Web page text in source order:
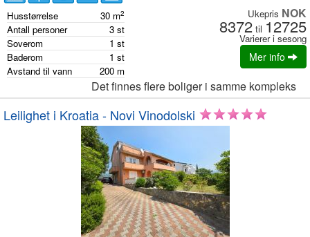
Husstørrelse 30 m2
Antall personer 3 st
Soverom
1 st
Baderom
1 st
Avstand til vann
200 m
Ukepris NOK
8372 til 12725
Varierer i sesong
Mer info
Det finnes flere boliger i samme kompleks
Leilighet i Kroatia - Novi Vinodolski